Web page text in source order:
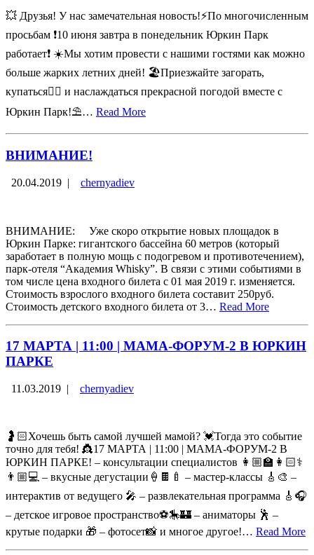
💥 Друзья! У нас замечательная новость!⚡️По многочисленным
просьбам ❗️10 июня завтра в понедельник Юркин Парк
работает❗️ ☀️Мы хотим провести с нашими гостями как можно
больше жарких летних дней! 🏖Приезжайте загорать,
купаться🏊‍♂️ и наслаждаться прекрасной погодой вместе с
Юркин Парк!⛱… Read More
ВНИМАНИЕ!
20.04.2019 | chernyadiev
ВНИМАНИЕ: ⠀ Уже скоро открытие новых площадок в
Юркин Парке: гигантского бассейна 60 метров (который
заработает в полную мощь с подогревом и противотечением),
парк-отеля “Академия Whisky”. В связи с этими событиями в
том числе цена входного билета с 01 мая 2019 г. изменяется.
Стоимость взрослого входного билета составит 250руб.
Стоимость детского входного билета от 3… Read More
17 МАРТА | 11:00 | МАМА-ФОРУМ-2 В ЮРКИН
ПАРКЕ
11.03.2019 | chernyadiev
🤰🏻Хочешь быть самой лучшей мамой? 💓Тогда это событие
точно для тебя! 👸17 МАРТА | 11:00 | МАМА-ФОРУМ-2 В
ЮРКИН ПАРКЕ! – консультации специалистов 👩🏼🏫👩🏻⚕
👨🏼💻 – вкусные дегустации🍦🍫🍼 – мастер-классы 🎸🎨 –
интерактив от ведущего 🎤 – развлекательная программа 🎸🎧
– детское игровое пространство⚽🎠🏰 – аниматоры 🕺 –
крутые подарки 🎁 – фотосет📸 и многое другое!… Read More